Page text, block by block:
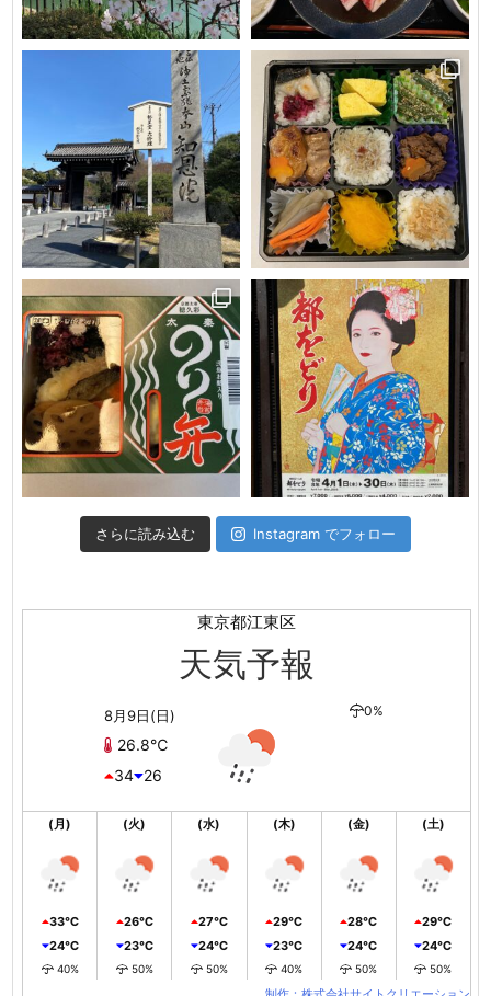
さらに読み込む Instagram でフォロー
東京都江東区
天気予報
8月9日(日)
26.8℃
34 26
0%
(月)
33℃
24℃
40%
(火)
26℃
23℃
50%
(水)
27℃
24℃
50%
(木)
29℃
23℃
40%
(金)
28℃
24℃
50%
(土)
29℃
24℃
50%